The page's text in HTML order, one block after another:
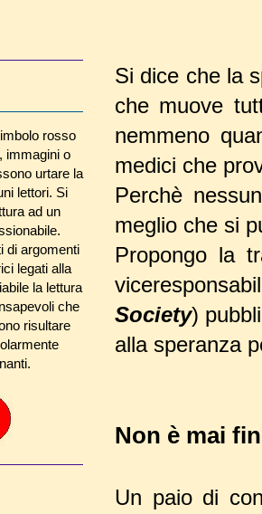
Si dice che la
che muove
nemmeno
medici che
Perchè
meglio che si
Propongo la
Society)
alla speranza
Non è mai
Un paio di
rosso
immagini o
urtare la
lettori. Si
ad un
di argomenti
legati alla
la lettura
che
risultare